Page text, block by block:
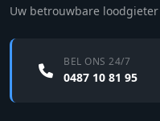
Uw betrouwbare
BEL ONS 24/7
0487 10 81 95